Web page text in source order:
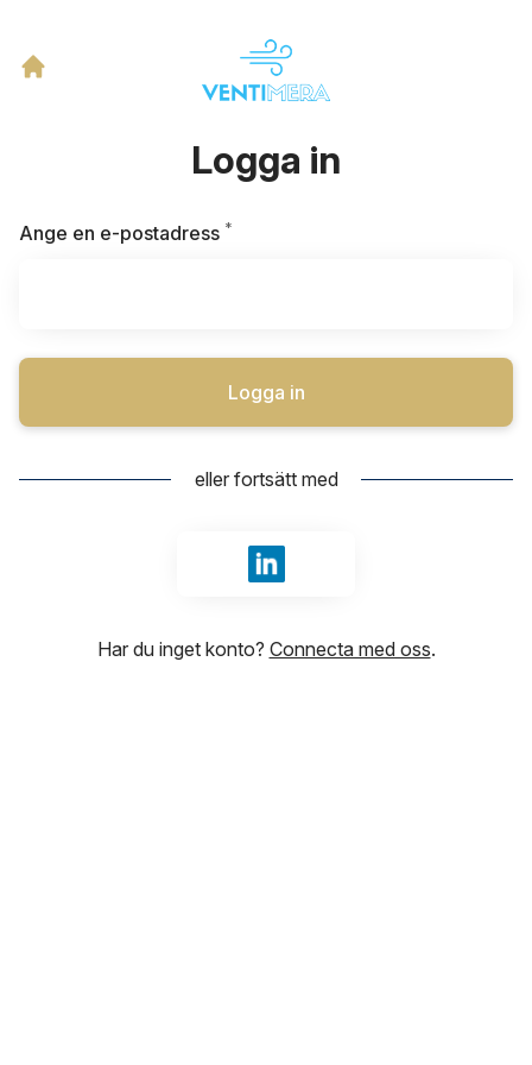
Logga in
Ange en e-postadress *
Logga in
eller fortsätt med
Logga in med LinkedIn
Har du inget konto? Connecta med oss.